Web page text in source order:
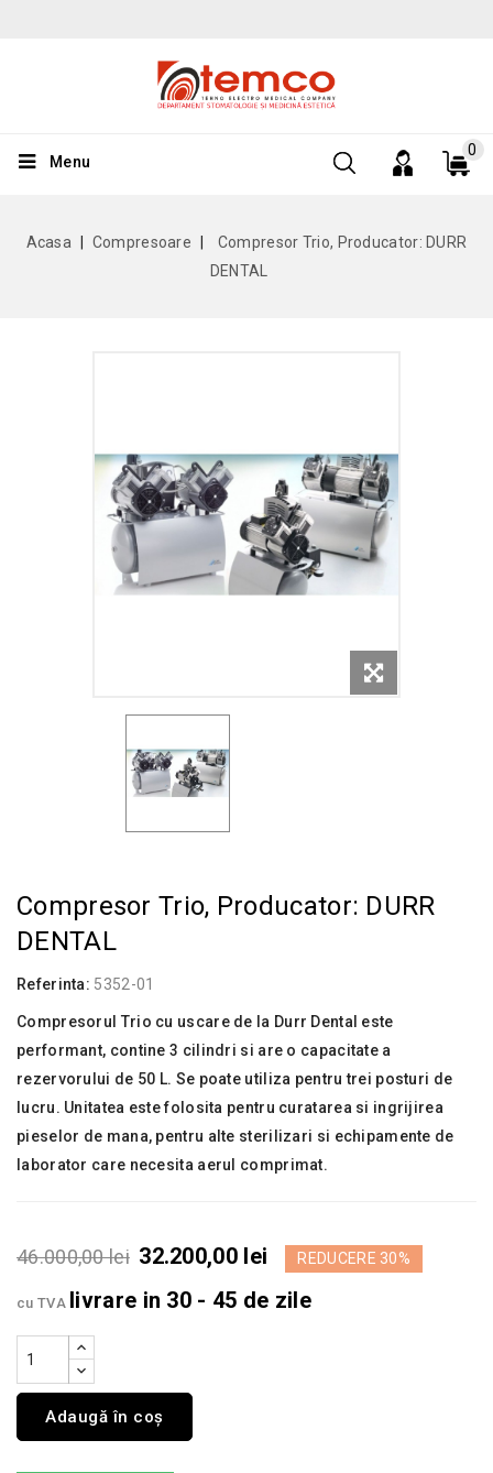
0
Menu
Acasa Compresoare
Compresor Trio, Producator: DURR
DENTAL
Compresor Trio, Producator: DURR
DENTAL
Referinta: 5352-01
Compresorul Trio cu uscare de la Durr Dental este
performant, contine 3 cilindri si are o capacitate a
rezervorului de 50 L. Se poate utiliza pentru trei posturi de
lucru. Unitatea este folosita pentru curatarea si ingrijirea
pieselor de mana, pentru alte sterilizari si echipamente de
laborator care necesita aerul comprimat.
46.000,00 lei 32.200,00 lei REDUCERE 30%
cu TVA livrare in 30 - 45 de zile
Adaugă în coș